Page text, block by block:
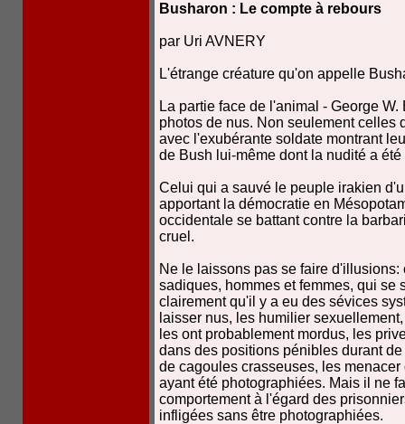
Busharon : Le compte à rebours
par Uri AVNERY
L'étrange créature qu'on appelle
La partie face de l'animal - George
photos de nus. Non seulement celles
avec l'exubérante soldate montrant
de Bush lui-même dont la nudité a
Celui qui a sauvé le peuple irakien
apportant la démocratie en
occidentale se battant contre la
cruel.
Ne le laissons pas se faire
sadiques, hommes et femmes, qui se
clairement qu'il y a eu des sévices
laisser nus, les humilier
les ont probablement mordus, les
dans des positions pénibles durant
de cagoules crasseuses, les
ayant été photographiées. Mais il ne
comportement à l'égard des
infligées sans être photographiées.